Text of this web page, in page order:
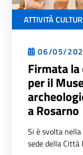
ATTIVITÀ
06/05/
Firmata
per il
a Rosarno
Si è svolta
sede della Città